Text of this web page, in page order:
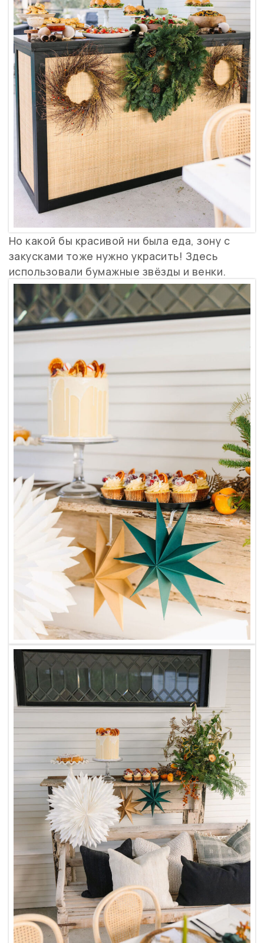
Но какой бы красивой ни была еда, зону с
закусками тоже нужно украсить! Здесь
использовали бумажные звёзды и венки.